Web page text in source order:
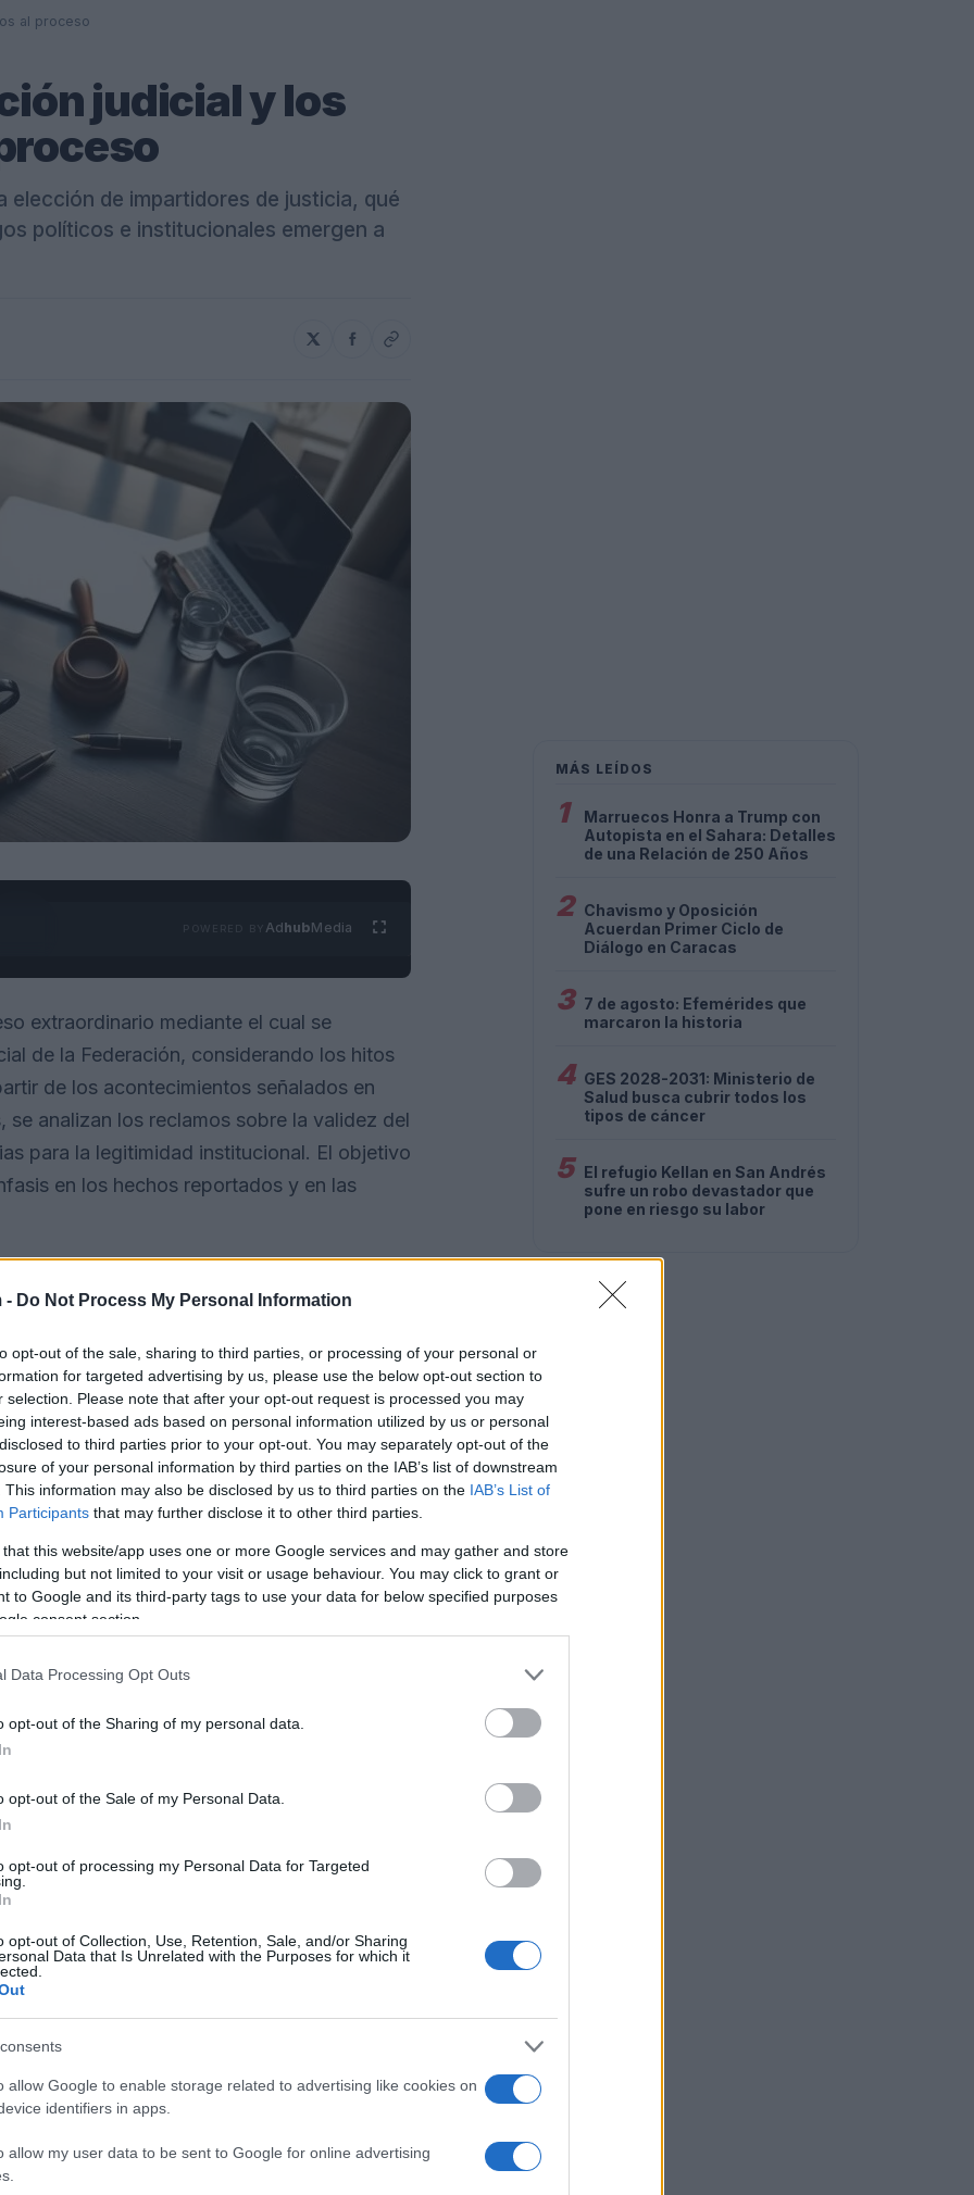
- Do Not Process My Personal Information
opt-out of the sale, sharing to third parties, or processing of your personal or
for targeted advertising by us, please use the below opt-out section to
selection. Please note that after your opt-out request is processed you may
interest-based ads based on personal information utilized by us or personal
to third parties prior to your opt-out. You may separately opt-out of the
of your personal information by third parties on the IAB’s list of downstream
This information may also be disclosed by us to third parties on the IAB’s List of
Participants that may further disclose it to other third parties.
that this website/app uses one or more Google services and may gather and store
but not limited to your visit or usage behaviour. You may click to grant or
to Google and its third-party tags to use your data for below specified purposes
consent section.
Data Processing Opt Outs
opt-out of the Sharing of my personal data.
opt-out of the Sale of my Personal Data.
opt-out of processing my Personal Data for Targeted
opt-out of Collection, Use, Retention, Sale, and/or Sharing
Data that Is Unrelated with the Purposes for which it
allow Google to enable storage related to advertising like cookies on
identifiers in apps.
allow my user data to be sent to Google for online advertising
al proceso
judicial y los
de impartidores de justicia, qué
políticos e institucionales emergen a
AdhubMedia
extraordinario mediante el cual se
de la Federación, considerando los hitos
de los acontecimientos señalados en
analizan los reclamos sobre la validez del
para la legitimidad institucional. El objetivo
en los hechos reportados y en las
pronunciamientos del Consejo
internas relacionadas con la
jurisdiccionales. Además, se presta
abrieron la puerta aeste tipo de
y consejeros que han
del proceso.
proceso
desde las reglas de escrutinio hasta la
como la del28 de mayo de 2026,
técnicos con observadores
elConsejo General del INE declaró la
SCJNcon un resultado ajustado de seis
muestran la tensión entre criterios técnicos
de la validez.
MÁS LEÍDOS
1
Marruecos Honra a Trump con
Autopista en el Sahara: Detalles
de una Relación de 250 Años
2 Chavismo y Oposición
Acuerdan Primer Ciclo de
Diálogo en Caracas
3 7 de agosto: Efemérides que
marcaron la historia
4 GES 2028-2031: Ministerio de
Salud busca cubrir todos los
tipos de cáncer
5 El refugio Kellan en San Andrés
sufre un robo devastador que
pone en riesgo su labor